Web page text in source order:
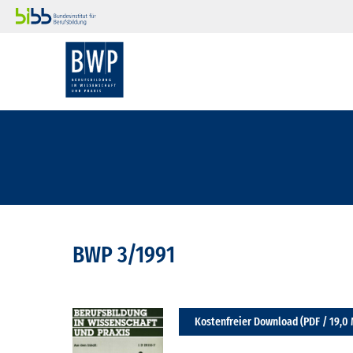
BWP 3/1991
Kostenfreier Download (PDF / 19,0